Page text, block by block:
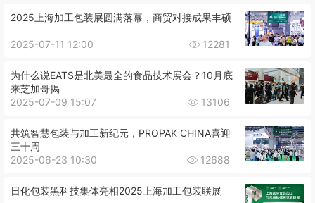
2025上海加工包装展圆满落幕，商贸对接成果丰硕
2025-07-11 12:00 12281
为什么说EATS是北美最全的食品技术展会？10月底
来芝加哥揭
2025-07-09 15:07
13106
共筑智慧包装与加工新纪元，PROPAK CHINA喜迎
三十周
2025-06-23 10:30
12688
日化包装黑科技集体亮相2025上海加工包装联展